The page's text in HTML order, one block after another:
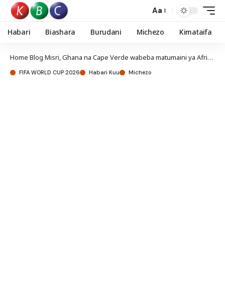
Aa
Habari Biashara Burudani Michezo Kimataifa
Home Blog Misri, Ghana na Cape Verde wabeba matumaini ya Afrika leo
FIFA WORLD CUP 2026 Habari Kuu Michezo